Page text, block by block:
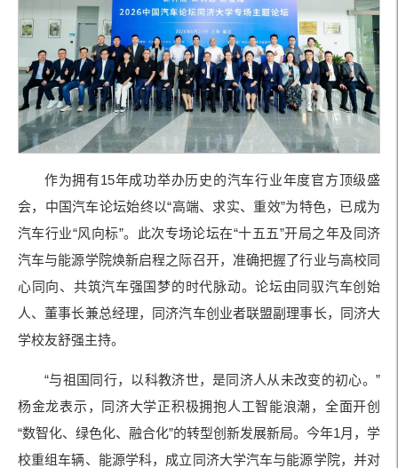
作为拥有15年成功举办历史的汽车行业年度官方顶级盛
会，中国汽车论坛始终以“高端、求实、重效”为特色，已成为
汽车行业“风向标”。此次专场论坛在“十五五”开局之年及同济
汽车与能源学院焕新启程之际召开，准确把握了行业与高校同
心同向、共筑汽车强国梦的时代脉动。论坛由同驭汽车创始
人、董事长兼总经理，同济汽车创业者联盟副理事长，同济大
学校友舒强主持。
“与祖国同行，以科教济世，是同济人从未改变的初心。”
杨金龙表示，同济大学正积极拥抱人工智能浪潮，全面开创
“数智化、绿色化、融合化”的转型创新发展新局。今年1月，学
校重组车辆、能源学科，成立同济大学汽车与能源学院，并对